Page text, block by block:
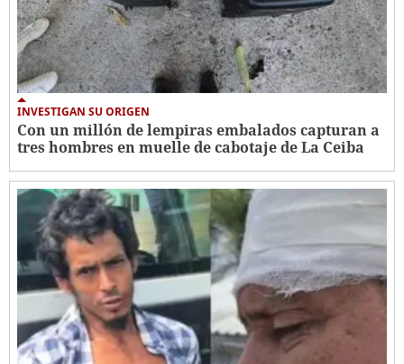
INVESTIGAN SU ORIGEN
Con un millón de lempiras embalados capturan a
tres hombres en muelle de cabotaje de La Ceiba